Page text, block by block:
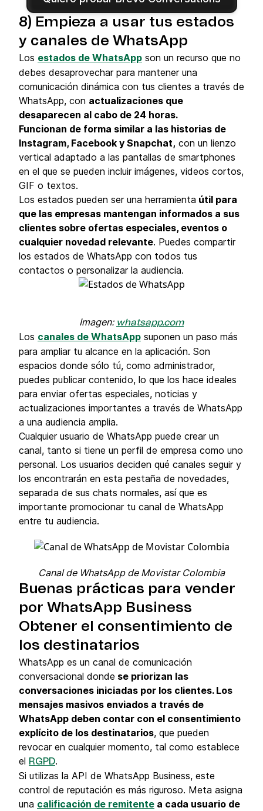
8) Empieza a usar tus estados
y canales de WhatsApp
Los estados de WhatsApp son un recurso que no
debes desaprovechar para mantener una
comunicación dinámica con tus clientes a través de
WhatsApp, con actualizaciones que
desaparecen al cabo de 24 horas.
Funcionan de forma similar a las historias de
Instagram, Facebook y Snapchat, con un lienzo
vertical adaptado a las pantallas de smartphones
en el que se pueden incluir imágenes, videos cortos,
GIF o textos.
Los estados pueden ser una herramienta útil para
que las empresas mantengan informados a sus
clientes sobre ofertas especiales, eventos o
cualquier novedad relevante. Puedes compartir
los estados de WhatsApp con todos tus
contactos o personalizar la audiencia.
Imagen: whatsapp.com
Los canales de WhatsApp suponen un paso más
para ampliar tu alcance en la aplicación. Son
espacios donde sólo tú, como administrador,
puedes publicar contenido, lo que los hace ideales
para enviar ofertas especiales, noticias y
actualizaciones importantes a través de WhatsApp
a una audiencia amplia.
Cualquier usuario de WhatsApp puede crear un
canal, tanto si tiene un perfil de empresa como uno
personal. Los usuarios deciden qué canales seguir y
los encontrarán en esta pestaña de novedades,
separada de sus chats normales, así que es
importante promocionar tu canal de WhatsApp
entre tu audiencia.
Canal de WhatsApp de Movistar Colombia
Buenas prácticas para vender
por WhatsApp Business
Obtener el consentimiento de
los destinatarios
WhatsApp es un canal de comunicación
conversacional donde se priorizan las
conversaciones iniciadas por los clientes. Los
mensajes masivos enviados a través de
WhatsApp deben contar con el consentimiento
explícito de los destinatarios, que pueden
revocar en cualquier momento, tal como establece
el RGPD.
Si utilizas la API de WhatsApp Business, este
control de reputación es más riguroso. Meta asigna
una calificación de remitente a cada usuario de